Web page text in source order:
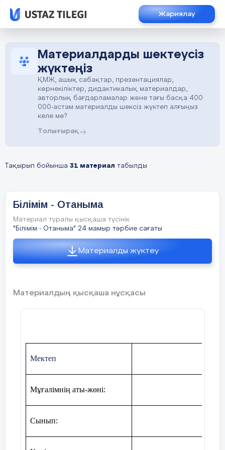
Жариялау
Материалдарды шектеусіз
жүктеңіз
ҚМЖ, ашық сабақтар, презентациялар,
көрнекіліктер, дидактикалық материалдар,
авторлық бағдарламалар және тағы басқа 400
000-астам материалды шексіз жүктеп алғыңыз
келе ме?
Толығырақ
Тақырып бойынша 31 материал табылды
Білімім - Отаныма
Материал туралы қысқаша түсінік
"Білімім - Отаныма" 24 мамыр тәрбие сағаты
Материалды жүктеу
Материалдың қысқаша нұсқасы
Мектеп
Мұғалімнің аты-жөні:
Сынып: